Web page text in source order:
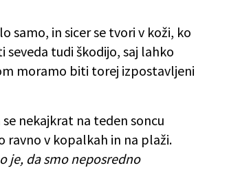
samo, in sicer se tvori v koži, ko
tudi škodijo, saj lahko
moramo biti torej izpostavljeni
nekajkrat na teden soncu
ravno v kopalkah in na plaži.
je, da smo neposredno